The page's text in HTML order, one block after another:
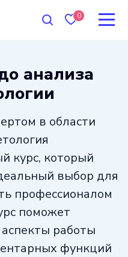
0
анализа
в области
курс, который
выбор для
профессионалом
поможет
работы
функций